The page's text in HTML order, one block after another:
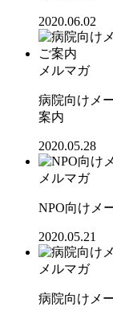
2020.06.02
メルマガ
病院向けメ
案内
2020.05.28
メルマガ
NPO向けメ
2020.05.21
メルマガ
病院向けメ